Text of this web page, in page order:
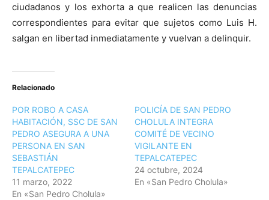
ciudadanos y los exhorta a que realicen las denuncias
correspondientes para evitar que sujetos como Luis H.
salgan en libertad inmediatamente y vuelvan a delinquir.
Relacionado
POR ROBO A CASA
HABITACIÓN, SSC DE SAN
PEDRO ASEGURA A UNA
PERSONA EN SAN
SEBASTIÁN
TEPALCATEPEC
11 marzo, 2022
En «San Pedro Cholula»
POLICÍA DE SAN PEDRO
CHOLULA INTEGRA
COMITÉ DE VECINO
VIGILANTE EN
TEPALCATEPEC
24 octubre, 2024
En «San Pedro Cholula»